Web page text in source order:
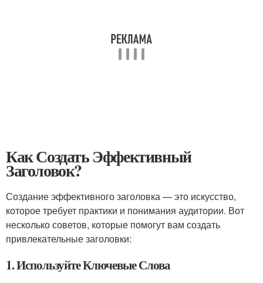
Как Создать Эффективный
Заголовок?
Создание эффективного заголовка — это искусство,
которое требует практики и понимания аудитории. Вот
несколько советов, которые помогут вам создать
привлекательные заголовки:
1. Используйте Ключевые Слова